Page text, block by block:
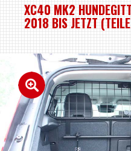
XC40 MK2
2018 BIS JETZT